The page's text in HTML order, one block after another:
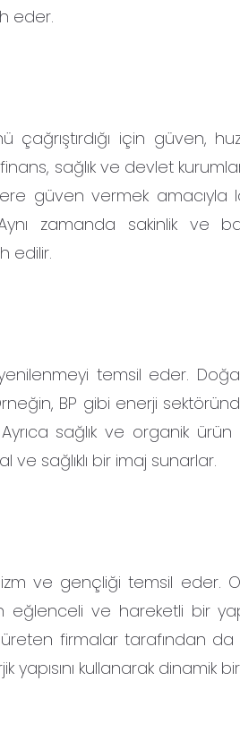
eder.
çağrıştırdığı için güven,
sağlık ve devlet
güven vermek amacıyla
zamanda sakinlik ve
edilir.
yenilenmeyi temsil eder.
Örneğin, BP gibi enerji
sağlık ve organik
sağlıklı bir imaj sunarlar.
ve gençliği temsil eder.
eğlenceli ve hareketli bir
firmalar tarafından
kullanarak dinamik